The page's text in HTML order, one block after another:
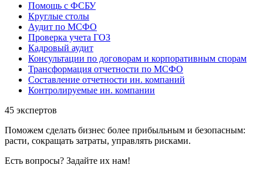
Помощь с ФСБУ
Круглые столы
Аудит по МСФО
Проверка учета ГОЗ
Кадровый аудит
Консультации по договорам и корпоративным спорам
Трансформация отчетности по МСФО
Составление отчетности ин. компаний
Контролируемые ин. компании
45 экспертов
Поможем сделать бизнес более прибыльным и безопасным:
расти, cокращать затраты, управлять рисками.
Есть вопросы? Задайте их нам!